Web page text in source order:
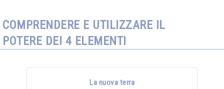
COMPRENDERE E UTILIZZARE IL
POTERE DEI 4 ELEMENTI
La nuova terra